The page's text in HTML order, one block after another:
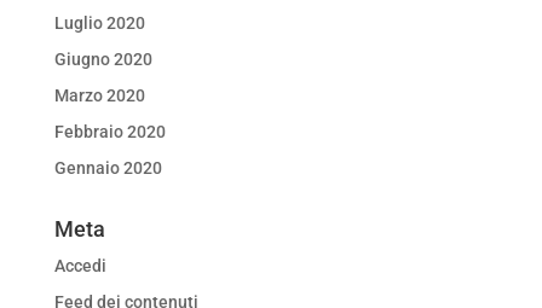
Luglio 2020
Giugno 2020
Marzo 2020
Febbraio 2020
Gennaio 2020
Meta
Accedi
Feed dei contenuti